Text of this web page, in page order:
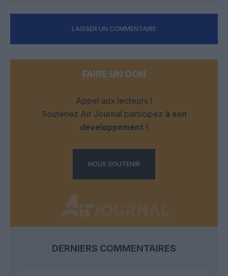
LAISSER UN COMMENTAIRE
FAIRE UN DON
Appel aux lecteurs !
Soutenez Air Journal participez à son
développement !
NOUS SOUTENIR
DERNIERS COMMENTAIRES